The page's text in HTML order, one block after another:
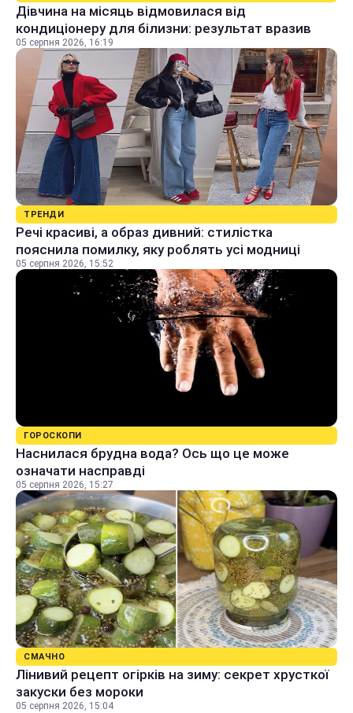
Дівчина на місяць відмовилася від
кондиціонеру для білизни: результат вразив
05 серпня 2026, 16:19
ТРЕНДИ
Речі красиві, а образ дивний: стилістка
пояснила помилку, яку роблять усі модниці
05 серпня 2026, 15:52
ГОРОСКОПИ
Наснилася брудна вода? Ось що це може
означати насправді
05 серпня 2026, 15:27
СМАЧНО
Лінивий рецепт огірків на зиму: секрет хрусткої
закуски без мороки
05 серпня 2026, 15:04